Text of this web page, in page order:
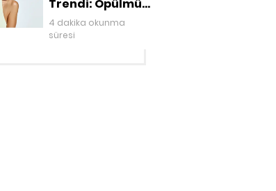
Trendi: Öpülmüş
Dudaklar
4 dakika okunma
süresi